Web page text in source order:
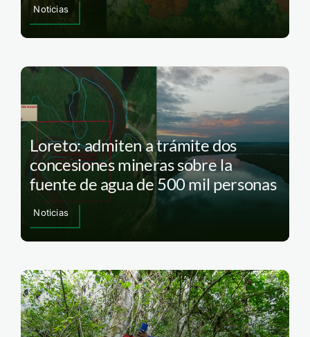
Noticias
Loreto: admiten a trámite dos
concesiones mineras sobre la
fuente de agua de 500 mil personas
Noticias